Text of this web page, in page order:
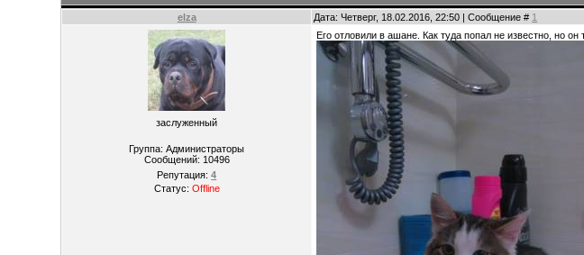
elza Дата: Четверг, 18.02.2016, 22:50 | Сообщение # 1
заслуженный
Группа: Администраторы
Сообщений: 10496
Репутация:4
Статус: Offline
Его отловили в ашане. Как туда попал не известно, но